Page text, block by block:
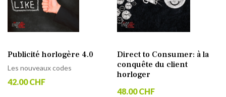
Publicité horlogère 4.0
Les nouveaux codes
42.00 CHF
Direct to Consumer: à la
conquête du client
horloger
48.00 CHF